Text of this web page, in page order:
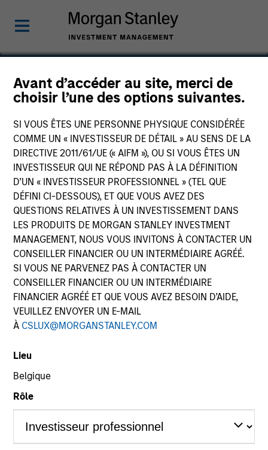
Avant d’accéder au site, merci de
choisir l’une des options suivantes.
SI VOUS ÊTES UNE PERSONNE PHYSIQUE CONSIDÉRÉE
COMME UN « INVESTISSEUR DE DÉTAIL » AU SENS DE LA
DIRECTIVE 2011/61/UE (« AIFM »), OU SI VOUS ÊTES UN
INVESTISSEUR QUI NE RÉPOND PAS À LA DÉFINITION
D’UN « INVESTISSEUR PROFESSIONNEL » (TEL QUE
DÉFINI CI-DESSOUS), ET QUE VOUS AVEZ DES
QUESTIONS RELATIVES À UN INVESTISSEMENT DANS
LES PRODUITS DE MORGAN STANLEY INVESTMENT
MANAGEMENT, NOUS VOUS INVITONS À CONTACTER UN
CONSEILLER FINANCIER OU UN INTERMÉDIAIRE AGRÉÉ.
SI VOUS NE PARVENEZ PAS À CONTACTER UN
CONSEILLER FINANCIER OU UN INTERMÉDIAIRE
FINANCIER AGRÉÉ ET QUE VOUS AVEZ BESOIN D’AIDE,
VEUILLEZ ENVOYER UN E-MAIL
À CSLUX@MORGANSTANLEY.COM
Lieu
Belgique
Rôle
Breitenfeld
SECTOR
Industrial Services
COUNTRY
Austria